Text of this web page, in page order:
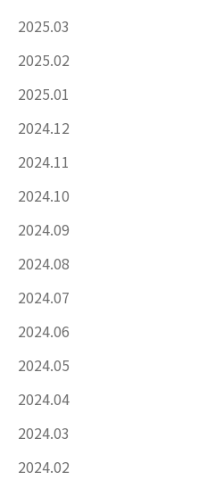
2025.03
2025.02
2025.01
2024.12
2024.11
2024.10
2024.09
2024.08
2024.07
2024.06
2024.05
2024.04
2024.03
2024.02